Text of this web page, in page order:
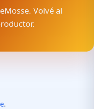
Volvé al
.